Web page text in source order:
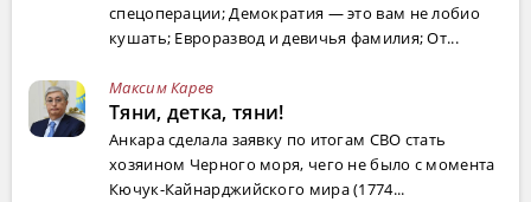
спецоперации; Демократия — это вам не лобио
кушать; Евроразвод и девичья фамилия; От...
Максим Карев
Тяни, детка, тяни!
Анкара сделала заявку по итогам СВО стать
хозяином Черного моря, чего не было с момента
Кючук-Кайнарджийского мира (1774...